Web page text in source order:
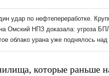
которые раньше